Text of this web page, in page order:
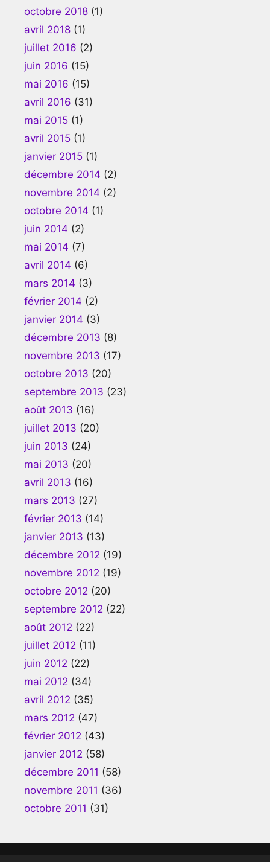
octobre 2018 (1)
avril 2018 (1)
juillet 2016 (2)
juin 2016 (15)
mai 2016 (15)
avril 2016 (31)
mai 2015 (1)
avril 2015 (1)
janvier 2015 (1)
décembre 2014 (2)
novembre 2014 (2)
octobre 2014 (1)
juin 2014 (2)
mai 2014 (7)
avril 2014 (6)
mars 2014 (3)
février 2014 (2)
janvier 2014 (3)
décembre 2013 (8)
novembre 2013 (17)
octobre 2013 (20)
septembre 2013 (23)
août 2013 (16)
juillet 2013 (20)
juin 2013 (24)
mai 2013 (20)
avril 2013 (16)
mars 2013 (27)
février 2013 (14)
janvier 2013 (13)
décembre 2012 (19)
novembre 2012 (19)
octobre 2012 (20)
septembre 2012 (22)
août 2012 (22)
juillet 2012 (11)
juin 2012 (22)
mai 2012 (34)
avril 2012 (35)
mars 2012 (47)
février 2012 (43)
janvier 2012 (58)
décembre 2011 (58)
novembre 2011 (36)
octobre 2011 (31)